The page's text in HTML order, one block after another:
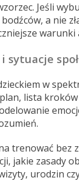
Jeśli
a nie
warunki
sytuacje
w
lista
trenować
jakie zasady
urodzin